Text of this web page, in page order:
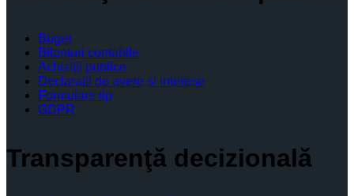
Buget
Bilanţuri contabile
Achiziţii publice
Declaratii de avere si interese
Formulare tip
GDPR
Transparenţă decizională